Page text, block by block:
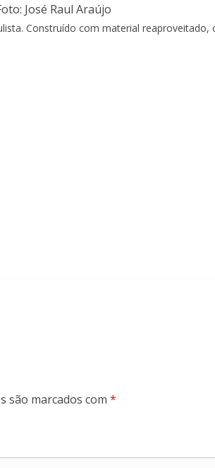
José Raul Araújo
Construído com material
são marcados com *